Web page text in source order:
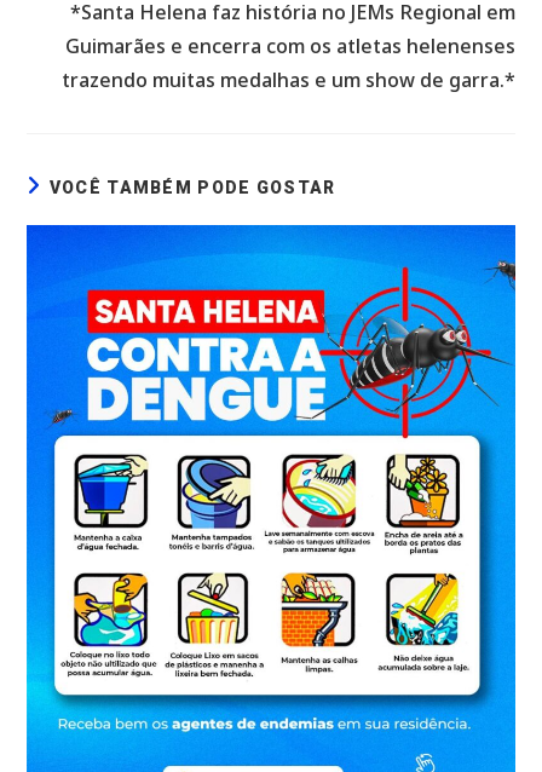
*Santa Helena faz história no JEMs Regional em
Guimarães e encerra com os atletas helenenses
trazendo muitas medalhas e um show de garra.*
VOCÊ TAMBÉM PODE GOSTAR